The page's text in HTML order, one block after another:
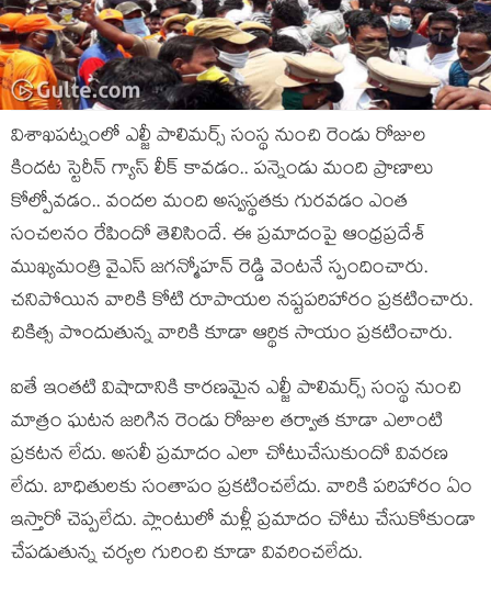
విశాఖపట్నంలో ఎల్జీ పాలిమర్స్ సంస్థ నుంచి రెండు రోజుల
కిందట స్టెరీన్ గ్యాస్ లీక్ కావడం.. పన్నెండు మంది ప్రాణాలు
కోల్పోవడం.. వందల మంది అస్వస్థతకు గురవడం ఎంత
సంచలనం రేపిందో తెలిసిందే. ఈ ప్రమాదంపై ఆంధ్రప్రదేశ్
ముఖ్యమంత్రి వైఎస్ జగన్మోహన్ రెడ్డి వెంటనే స్పందించారు.
చనిపోయిన వారికి కోటి రూపాయల నష్టపరిహారం ప్రకటించారు.
చికిత్స పొందుతున్న వారికి కూడా ఆర్థిక సాయం ప్రకటించారు.
ఐతే ఇంతటి విషాదానికి కారణమైన ఎల్జీ పాలిమర్స్ సంస్థ నుంచి
మాత్రం ఘటన జరిగిన రెండు రోజుల తర్వాత కూడా ఎలాంటి
ప్రకటన లేదు. అసలీ ప్రమాదం ఎలా చోటుచేసుకుందో వివరణ
లేదు. బాధితులకు సంతాపం ప్రకటించలేదు. వారికి పరిహారం ఏం
ఇస్తారో చెప్పలేదు. ప్లాంటులో మళ్లీ ప్రమాదం చోటు చేసుకోకుండా
చేపడుతున్న చర్యల గురించి కూడా వివరించలేదు.